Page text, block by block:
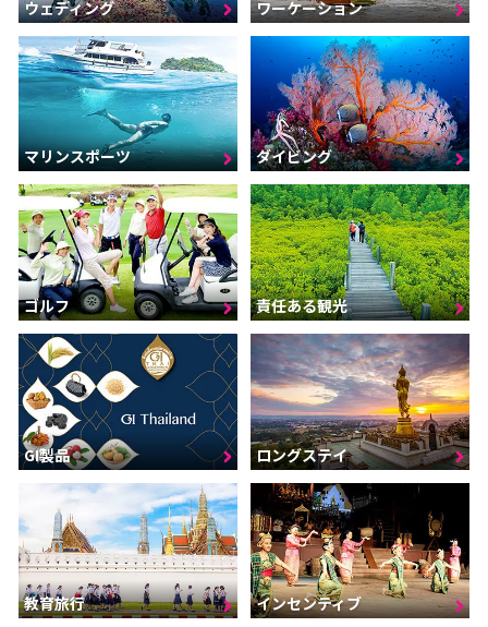
ウェディング ワーケーション
マリンスポーツ ダイビング
ゴルフ 責任ある観光
GI製品 ロングステイ
教育旅行 インセンティブ